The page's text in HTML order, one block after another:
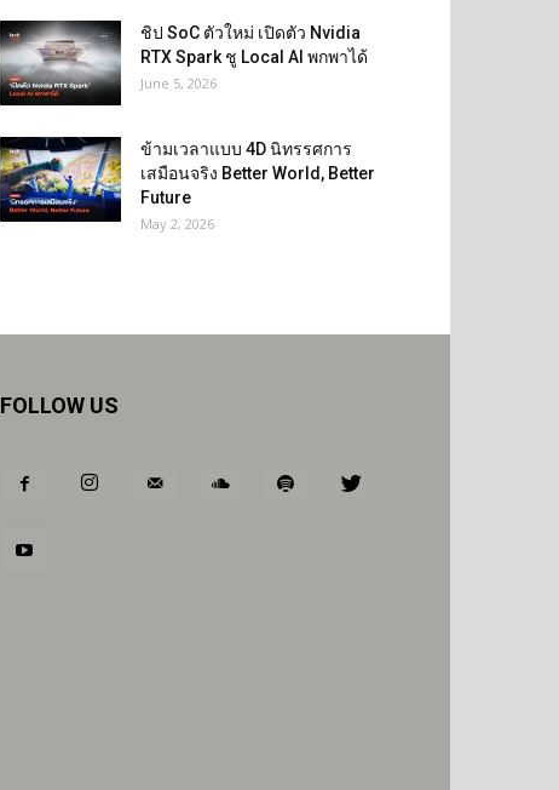
ชิป SoC ตัวใหม่ เปิดตัว Nvidia
RTX Spark ชู Local AI พกพาได้
June 5, 2026
ข้ามเวลาแบบ 4D นิทรรศการ
เสมือนจริง Better World, Better
Future
May 2, 2026
FOLLOW US